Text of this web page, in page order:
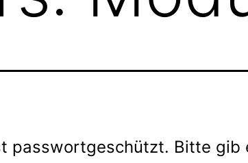
passwortgeschützt. Bitte gib